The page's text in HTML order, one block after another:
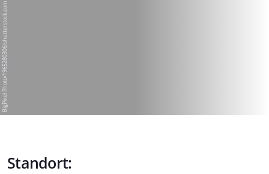
BigPixel Photo/1965280306/shutterstock.com
Standort: